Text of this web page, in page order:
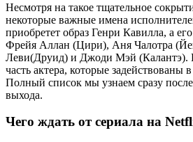
Несмотря на такое тщательное
некоторые важные имена
приобретет образ Генри Кавилла, а
Фрейя Аллан (Цири), Аня Чалотра
Леви(Друид) и Джоди Мэй (Калантэ).
часть актера, которые задействованы
Полный список мы узнаем сразу
выхода.
Чего ждать от сериала на